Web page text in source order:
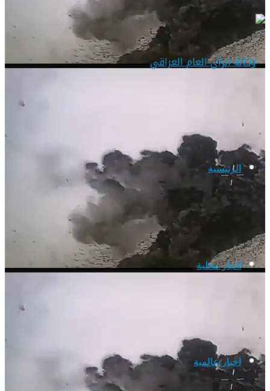
الرئيسية
اخبار محلية
اخبار عالمية